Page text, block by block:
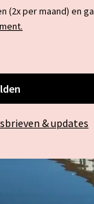
(2x per maand) en ga
& updates